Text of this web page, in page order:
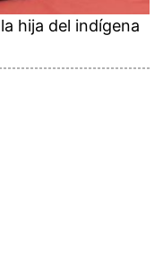
hija del indígena